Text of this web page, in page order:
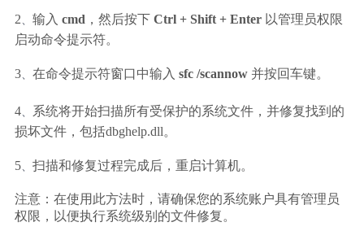
2、 输入 cmd ，然后按下 Ctrl + Shift + Enter 以管理员权限
启动命令提示符。
3、 在命令提示符窗口中输入 sfc /scannow 并按回车键。
4、
系统将开始扫描所有受保护的系统文件，并修复找到的
损坏文件，包括dbghelp.dll。
5、 扫描和修复过程完成后，重启计算机。
注意：在使用此方法时，请确保您的系统账户具有管理员
权限，以便执行系统级别的文件修复。